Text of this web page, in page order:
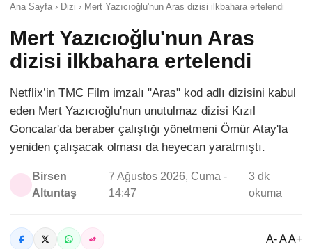
Ana Sayfa › Dizi › Mert Yazıcıoğlu'nun Aras dizisi ilkbahara ertelendi
Mert Yazıcıoğlu'nun Aras
dizisi ilkbahara ertelendi
Netflix’in TMC Film imzalı "Aras" kod adlı dizisini kabul
eden Mert Yazıcıoğlu'nun unutulmaz dizisi Kızıl
Goncalar'da beraber çalıştığı yönetmeni Ömür Atay'la
yeniden çalışacak olması da heyecan yaratmıştı.
Birsen
Altuntaş
7 Ağustos 2026, Cuma -
14:47
3 dk
okuma
A- A A+